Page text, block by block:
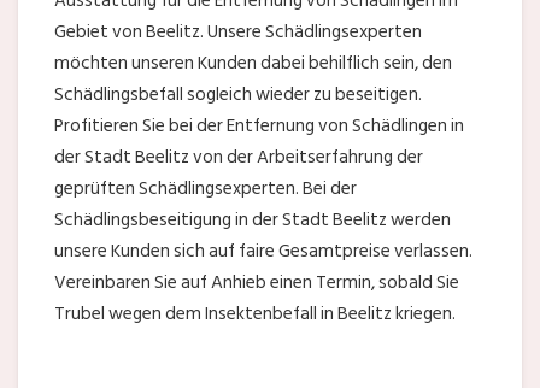
Gebiet von Beelitz. Unsere Schädlingsexperten
möchten unseren Kunden dabei behilflich sein, den
Schädlingsbefall sogleich wieder zu beseitigen.
Profitieren Sie bei der Entfernung von Schädlingen in
der Stadt Beelitz von der Arbeitserfahrung der
geprüften Schädlingsexperten. Bei der
Schädlingsbeseitigung in der Stadt Beelitz werden
unsere Kunden sich auf faire Gesamtpreise verlassen.
Vereinbaren Sie auf Anhieb einen Termin, sobald Sie
Trubel wegen dem Insektenbefall in Beelitz kriegen.